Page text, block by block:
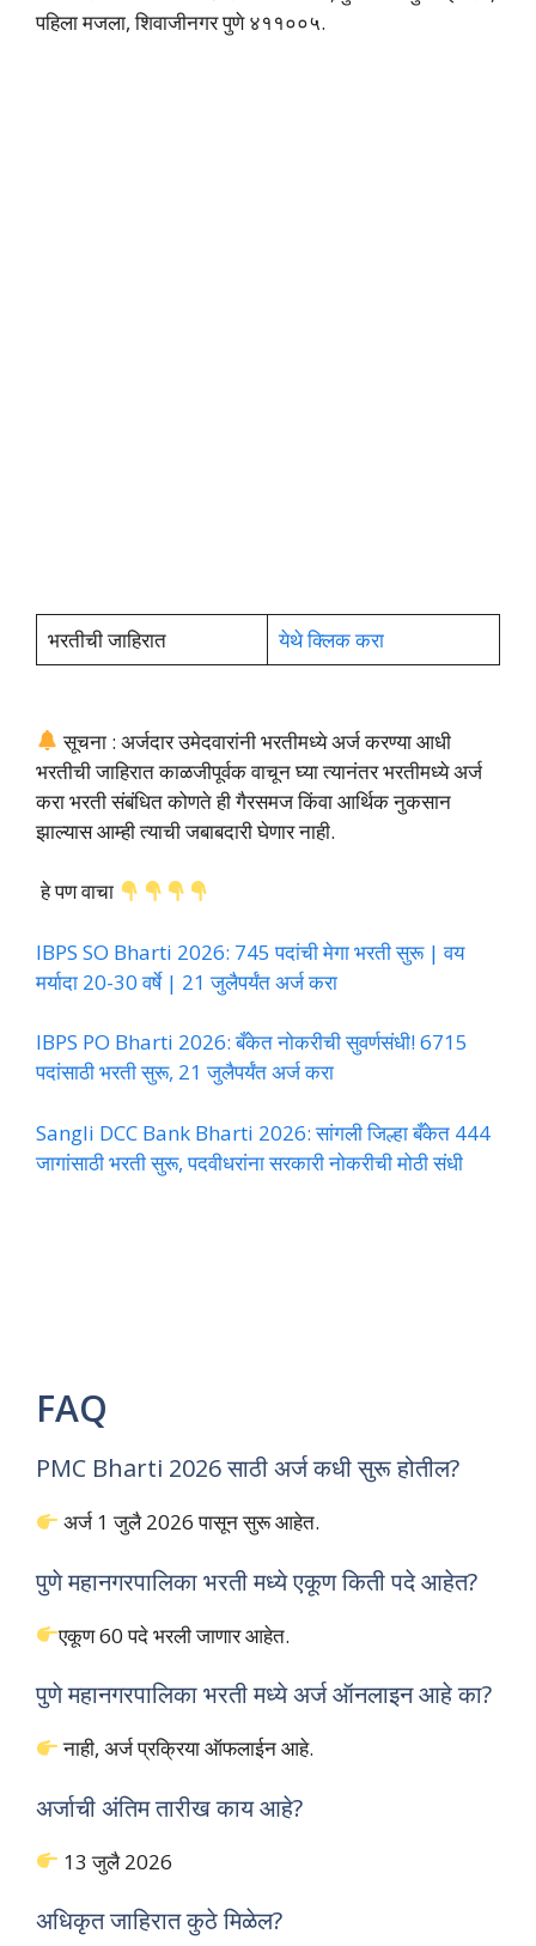
पहिला मजला, शिवाजीनगर पुणे ४११००५.
भरतीची जाहिरात येथे क्लिक करा
सूचना : अर्जदार उमेदवारांनी भरतीमध्ये अर्ज करण्या आधी
भरतीची जाहिरात काळजीपूर्वक वाचून घ्या त्यानंतर भरतीमध्ये अर्ज
करा भरती संबंधित कोणते ही गैरसमज किंवा आर्थिक नुकसान
झाल्यास आम्ही त्याची जबाबदारी घेणार नाही.
हे पण वाचा
IBPS SO Bharti 2026: 745 पदांची मेगा भरती सुरू | वय
मर्यादा 20-30 वर्षे | 21 जुलैपर्यंत अर्ज करा
IBPS PO Bharti 2026: बँकेत नोकरीची सुवर्णसंधी! 6715
पदांसाठी भरती सुरू, 21 जुलैपर्यंत अर्ज करा
Sangli DCC Bank Bharti 2026: सांगली जिल्हा बँकेत 444
जागांसाठी भरती सुरू, पदवीधरांना सरकारी नोकरीची मोठी संधी
FAQ
PMC Bharti 2026 साठी अर्ज कधी सुरू होतील?
अर्ज 1 जुलै 2026 पासून सुरू आहेत.
पुणे महानगरपालिका भरती मध्ये एकूण किती पदे आहेत?
एकूण 60 पदे भरली जाणार आहेत.
पुणे महानगरपालिका भरती मध्ये अर्ज ऑनलाइन आहे का?
नाही, अर्ज प्रक्रिया ऑफलाईन आहे.
अर्जाची अंतिम तारीख काय आहे?
13 जुलै 2026
अधिकृत जाहिरात कुठे मिळेल?